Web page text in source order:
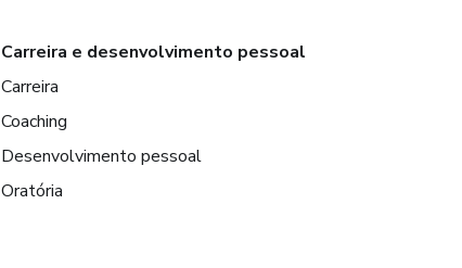
Carreira e desenvolvimento pessoal
Carreira
Coaching
Desenvolvimento pessoal
Oratória